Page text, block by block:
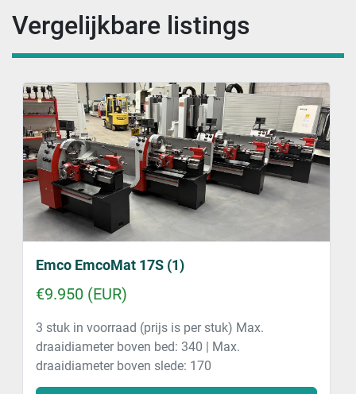
Vergelijkbare listings
Emco EmcoMat 17S (1)
€9.950 (EUR)
3 stuk in voorraad (prijs is per stuk) Max.
draaidiameter boven bed: 340 | Max.
draaidiameter boven slede: 170